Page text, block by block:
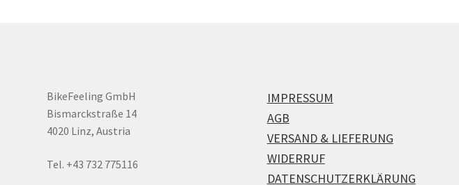
BikeFeeling GmbH
Bismarckstraße 14
4020 Linz, Austria
Tel. +43 732 775116
IMPRESSUM
AGB
VERSAND & LIEFERUNG
WIDERRUF
DATENSCHUTZERKLÄRUNG